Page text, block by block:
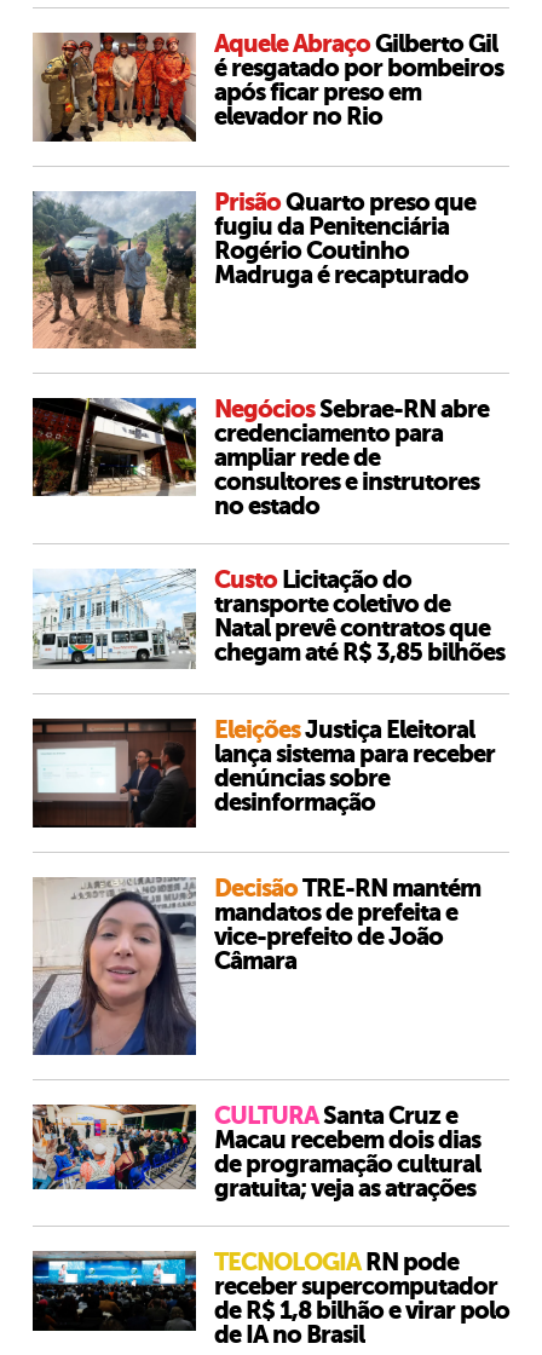
Aquele AbraçoGilberto Gil
é resgatado por bombeiros
após ficar preso em
elevador no Rio
PrisãoQuarto preso que
fugiu da Penitenciária
Rogério Coutinho
Madruga é recapturado
NegóciosSebrae-RN abre
credenciamento para
ampliar rede de
consultores e instrutores
no estado
Custo Licitação do
transporte coletivo de
Natal prevê contratos que
chegam até R$ 3,85 bilhões
EleiçõesJustiça Eleitoral
lança sistema para receber
denúncias sobre
desinformação
DecisãoTRE-RN mantém
mandatos de prefeita e
vice-prefeito de João
Câmara
CULTURASanta Cruz e
Macau recebem dois dias
de programação cultural
gratuita; veja as atrações
TECNOLOGIA RN pode
receber supercomputador
de R$ 1,8 bilhão e virar polo
de IA no Brasil